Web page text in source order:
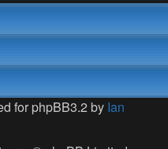
for phpBB3.2 by Ian